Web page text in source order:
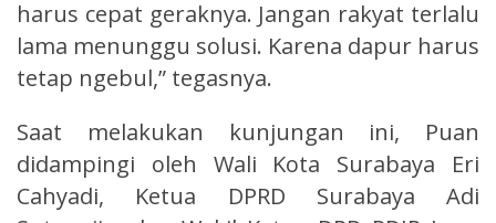
harus cepat geraknya. Jangan rakyat terlalu
lama menunggu solusi. Karena dapur harus
tetap ngebul,” tegasnya.
Saat melakukan kunjungan ini, Puan
didampingi oleh Wali Kota Surabaya Eri
Cahyadi, Ketua DPRD Surabaya Adi